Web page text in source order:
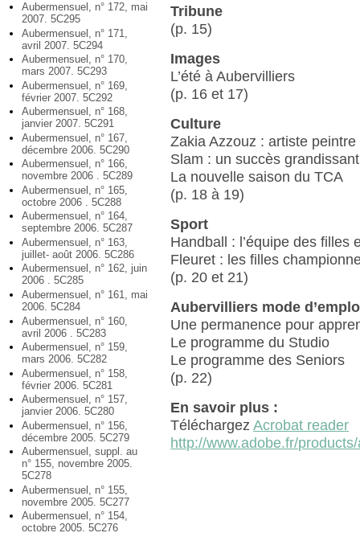
Aubermensuel, n° 172, mai
2007. 5C295
Aubermensuel, n° 171,
avril 2007. 5C294
Aubermensuel, n° 170,
mars 2007. 5C293
Aubermensuel, n° 169,
février 2007. 5C292
Aubermensuel, n° 168,
janvier 2007. 5C291
Aubermensuel, n° 167,
décembre 2006. 5C290
Aubermensuel, n° 166,
novembre 2006 . 5C289
Aubermensuel, n° 165,
octobre 2006 . 5C288
Aubermensuel, n° 164,
septembre 2006. 5C287
Aubermensuel, n° 163,
juillet- août 2006. 5C286
Aubermensuel, n° 162, juin
2006 . 5C285
Aubermensuel, n° 161, mai
2006. 5C284
Aubermensuel, n° 160,
avril 2006 . 5C283
Aubermensuel, n° 159,
mars 2006. 5C282
Aubermensuel, n° 158,
février 2006. 5C281
Aubermensuel, n° 157,
janvier 2006. 5C280
Aubermensuel, n° 156,
décembre 2005. 5C279
Aubermensuel, suppl. au
n° 155, novembre 2005.
5C278
Aubermensuel, n° 155,
novembre 2005. 5C277
Aubermensuel, n° 154,
octobre 2005. 5C276
Tribune
(p. 15)
Images
L’été à Aubervilliers
(p. 16 et 17)
Culture
Zakia Azzouz : artiste peintre
Slam : un succès grandissant
La nouvelle saison du TCA
(p. 18 à 19)
Sport
Handball : l’équipe des filles
Fleuret : les filles
(p. 20 et 21)
Aubervilliers mode
Une permanence pour
Le programme du Studio
Le programme des Seniors
(p. 22)
En savoir plus :
TéléchargezAcrobat reader
http://www.adobe.fr/